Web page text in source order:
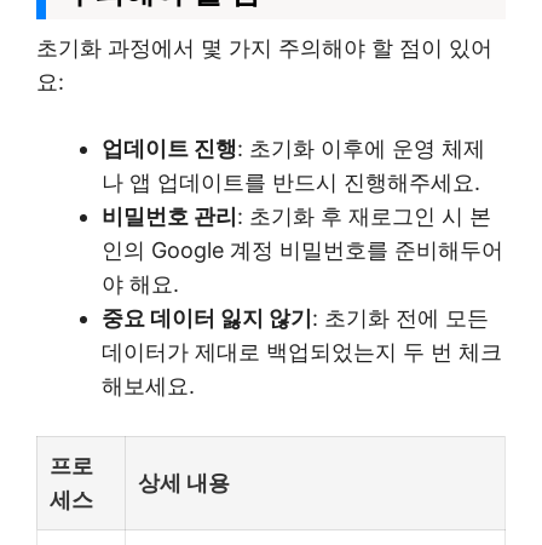
초기화 과정에서 몇 가지 주의해야 할 점이 있어
요:
업데이트 진행: 초기화 이후에 운영 체제
나 앱 업데이트를 반드시 진행해주세요.
비밀번호 관리 : 초기화 후 재로그인 시 본
인의 Google 계정 비밀번호를 준비해두어
야 해요.
중요 데이터 잃지 않기 : 초기화 전에 모든
데이터가 제대로 백업되었는지 두 번 체크
해보세요.
프로
세스
상세 내용